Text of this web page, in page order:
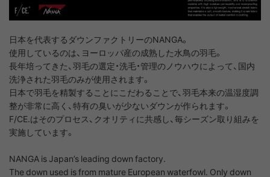
日本を代表するダウンファクトリーのNANGA。
使用しているのは、ヨーロッパ産の成熟した水鳥の羽毛。
長年培ってきた、羽毛の選定・洗毛・管理のノウハウによって、国内
洗浄された羽毛のみが使用されます。
日本で羽毛を精製することにこだわることで、羽毛本来の温湿度調
整が非常に高く、特有の臭いが少ないダウンが作られます。
F/CE.はそのプロセス、クオリティに共感し、毎シーズン取り組みを
実施しています。
NANGA is Japan’s leading down factory.
The down used is from mature European waterfowl. Only down